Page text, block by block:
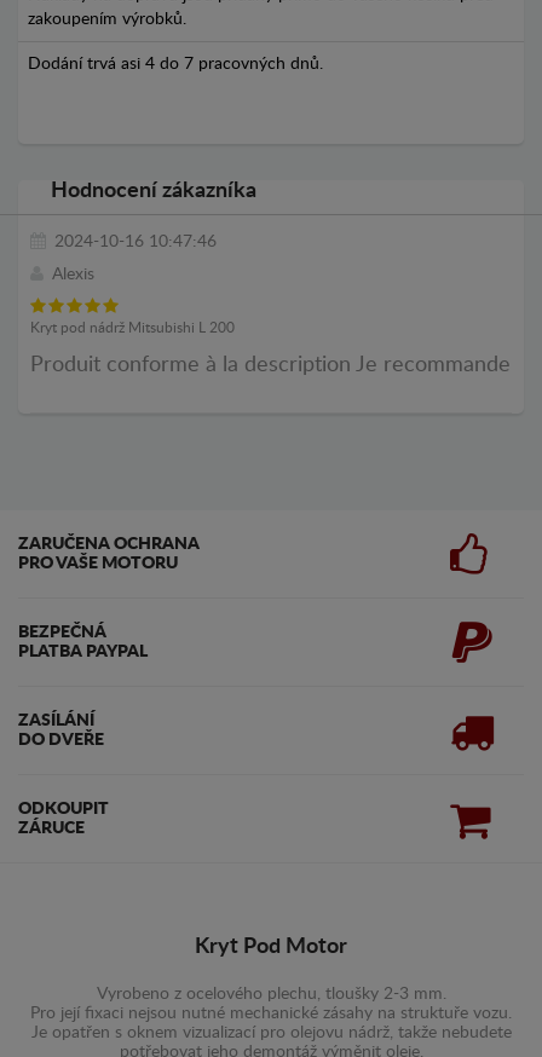
zakoupením výrobků.
Dodání trvá asi 4 do 7 pracovných dnů.
Hodnocení zákazníka
2024-10-16 10:47:46
Alexis
Kryt pod nádrž Mitsubishi L 200
Produit conforme à la description Je recommande
ZARUČENA OCHRANA
PRO VAŠE MOTORU
BEZPEČNÁ
PLATBA PAYPAL
ZASÍLÁNÍ
DO DVEŘE
ODKOUPIT
ZÁRUCE
Kryt Pod Motor
Vyrobeno z ocelového plechu, tloušky 2-3 mm.
Pro její fixaci nejsou nutné mechanické zásahy na struktuře vozu.
Je opatřen s oknem vizualizací pro olejovu nádrž, takže nebudete
potřebovat jeho demontáž výměnit oleje.